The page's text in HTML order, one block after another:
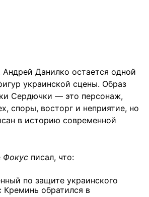
Андрей Данилко остается одной
украинской сцены. Образ
Сердючки — это персонаж,
споры, восторг и неприятие, но
в историю современной
Фокус писал, что:
по защите украинского
Креминь обратился в